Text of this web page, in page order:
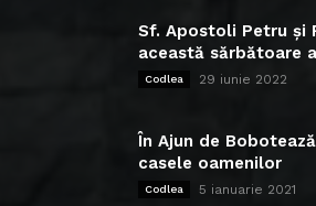
Sf. Apostoli Petru și
această sărbătoare
Codlea 29 iunie 2022
În Ajun de
casele oamenilor
Codlea 5 ianuarie 2021